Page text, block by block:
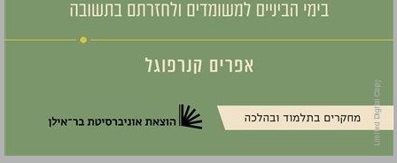
אחים מרחוק: יחסם של החכמים באירופה בימי הביניים למשומדים ולחזרתם בתשובה ... 0